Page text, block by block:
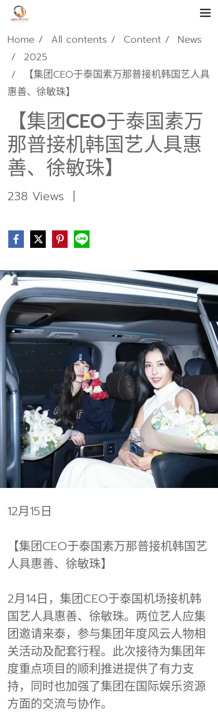
Home All contents Content
News
2025
【集团CEO于泰国素万那普接机韩国艺人具
惠善、徐敏珠】
【集团CEO于泰国素万
那普接机韩国艺人具惠
善、徐敏珠】
238 Views |
12月15日
【集团CEO于泰国素万那普接机韩国艺
人具惠善、徐敏珠】
2月14日，集团CEO于泰国机场接机韩
国艺人具惠善、徐敏珠。两位艺人应集
团邀请来泰，参与集团年度风云人物相
关活动及配套行程。此次接待为集团年
度重点项目的顺利推进提供了有力支
持，同时也加强了集团在国际娱乐资源
方面的交流与协作。